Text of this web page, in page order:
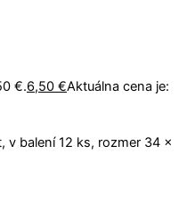
€.6,50 €Aktuálna cena je:
v balení 12 ks, rozmer 34 x